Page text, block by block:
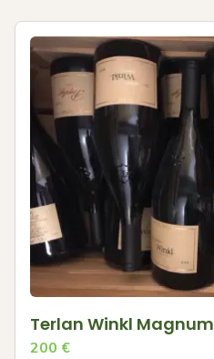
Terlan Winkl Magnum
200 €